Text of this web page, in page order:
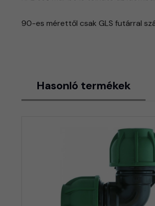
90-es mérettől csak GLS futárral
Hasonló termékek